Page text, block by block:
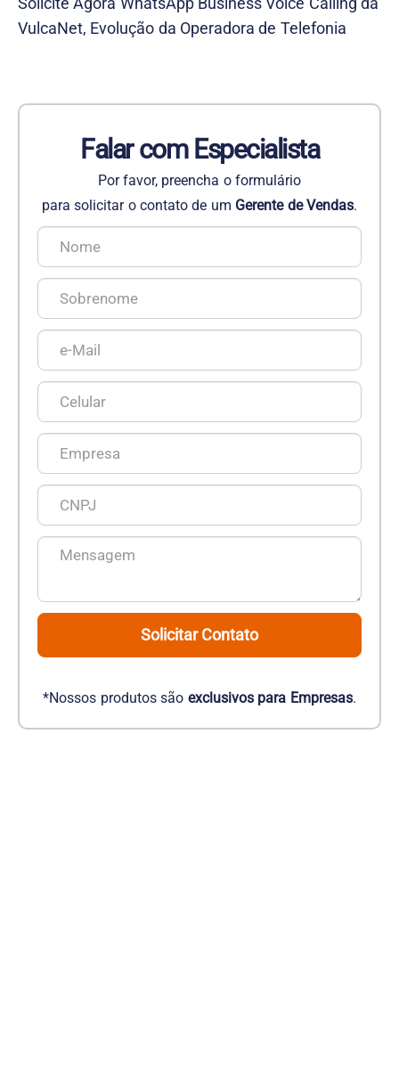
VulcaNet, Evolução da Operadora de Telefonia
Falar com Especialista
Por favor, preencha o formulário
para solicitar o contato de um Gerente de Vendas.
Solicitar Contato
*Nossos produtos são exclusivos para Empresas.